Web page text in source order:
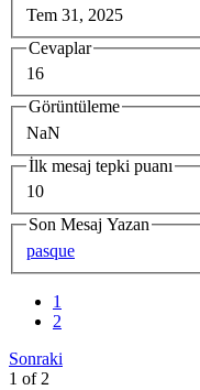
Tem 31, 2025
Cevaplar
16
Görüntüleme
NaN
İlk mesaj tepki puanı
10
Son Mesaj Yazan
pasque
1
2
Sonraki
1 of 2